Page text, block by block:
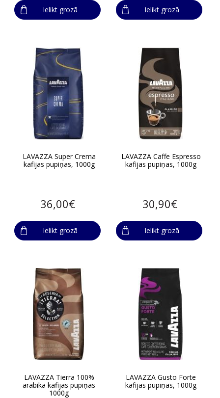
Ielikt grozā Ielikt grozā
LAVAZZA Super Crema
kafijas pupiņas, 1000g
36,00€
Ielikt grozā
LAVAZZA Caffe Espresso
kafijas pupiņas, 1000g
30,90€
Ielikt grozā
LAVAZZA Tierra 100%
arabika kafijas pupiņas
1000g
LAVAZZA Gusto Forte
kafijas pupiņas, 1000g